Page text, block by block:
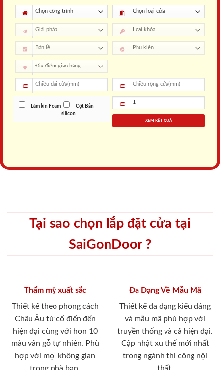
Làm kín Foam
Cột Bắn
silicon
XEM KẾT QUẢ
Tại sao chọn lắp đặt cửa tại
SaiGonDoor ?
Thẩm mỹ xuất sắc
Thiết kế theo phong cách
Châu Âu từ cổ điển đến
hiện đại cùng với hơn 10
màu vân gỗ tự nhiên. Phù
hợp với mọi không gian
trong nhà bạn.
Đa Dạng Về Mẫu Mã
Thiết kế đa dạng kiểu dáng
và mẫu mã phù hợp với
truyền thống và cả hiện đại.
Cập nhật xu thế mới nhất
trong ngành thi công nội
thất.